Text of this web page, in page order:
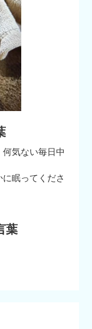
気ない毎日中
眠ってくださ
葉